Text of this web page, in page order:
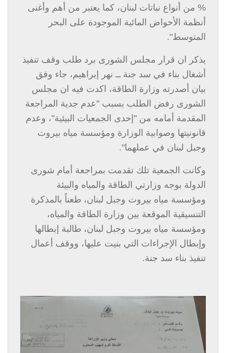
% من أنواع نباتات لبنان، كما يعتبر من أهم وأغنى
أنظمة الأحواض المائية الموجودة على البحر
المتوسط".
يذكر ان قرار مجلس الشورى برد طلب وقف تنفيذ
أشغال بناء في سد جنة ــ نهر إبراهيم، جاء وفق
بيان أصدرته وزارة الطاقة، اكدت فيه ان مجلس
الشورى رفض الطلب بسبب "عدم جدية المراجعة
المقدمة أمامه من " إحدى الجمعيات البيئية"، وعدم
قانونيتها وصوابية الوزارة ومؤسسة مياه بيروت
وجبل لبنان في عملهما"
.
وكانت الجمعية تلك تقدمت بمراجعة أمام شورى
الدولة بوجه وزارتي الطاقة والمياه والبيئة
ومؤسسة مياه بيروت وجبل لبنان، طعناً بالمذكرة
التنسيقية الموقعة بين وزارة الطاقة والمياه،
ومؤسسة مياه بيروت وجبل لبنان، طالبة إبطالها
وإبطال الإجراءات التي بنيت عليها، ووقف أعمال
تنفيذ بناء سد جنة.